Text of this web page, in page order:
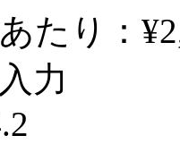
たり：
力